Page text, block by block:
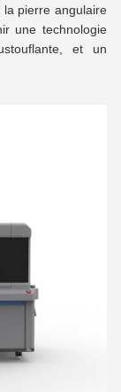
la pierre angulaire
une technologie
et un